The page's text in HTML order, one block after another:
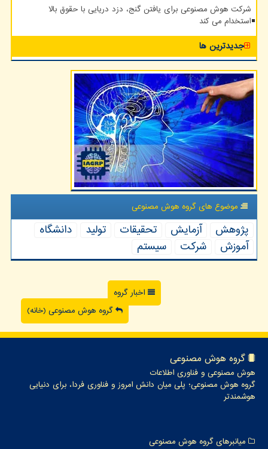
شرکت هوش مصنوعی برای یافتن گنج، دزد دریایی با حقوق بالا
استخدام می کند
جدیدترین ها
موضوع های گروه هوش مصنوعی
پژوهش آزمایش تحقیقات تولید
دانشگاه
آموزش
شركت سیستم
اخبار گروه
گروه هوش مصنوعی (خانه)
گروه هوش مصنوعی
هوش مصنوعی و فناوری اطلاعات
گروه هوش مصنوعی؛ پلی میان دانش امروز و فناوری فردا، برای دنیایی
هوشمندتر
میانبرهای گروه هوش مصنوعی